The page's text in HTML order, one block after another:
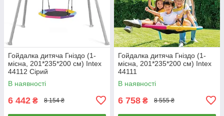
Гойдалка дитяча Гніздо (1-
місна, 201*235*200 см) Intex
44112 Сірий
В наявності
6 442 ₴ 8 154 ₴
Гойдалка дитяча Гніздо (1-
місна, 201*235*200 см) Intex
44111
В наявності
6 758 ₴ 8 555 ₴